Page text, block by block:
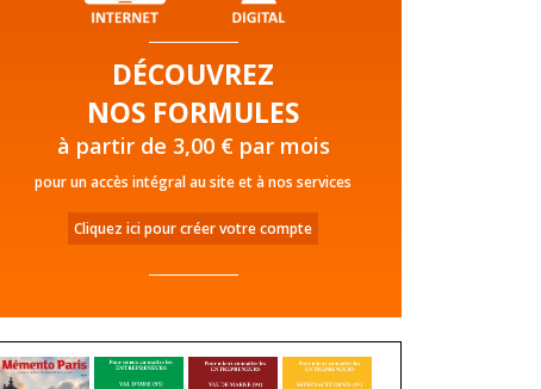
DÉCOUVREZ
NOS FORMULES
à partir de 3,00 € par mois
pour un accès intégral au site et à nos services
Cliquez ici pour créer votre compte